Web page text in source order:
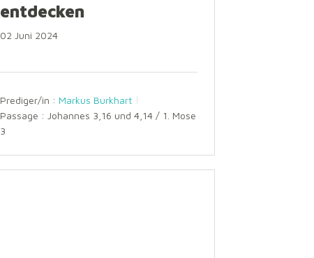
entdecken
02 Juni 2024
Prediger/in : Markus Burkhart
Passage : Johannes 3,16 und 4,14 / 1. Mose
3